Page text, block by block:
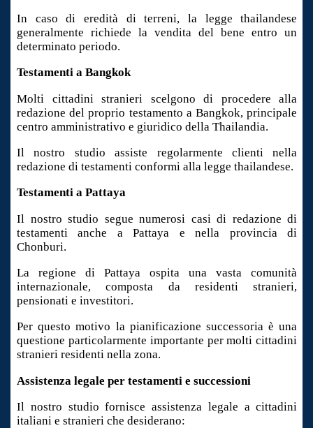
In caso di eredità di terreni, la legge thailandese
generalmente richiede la vendita del bene entro un
determinato periodo.
Testamenti a Bangkok
Molti cittadini stranieri scelgono di procedere alla
redazione del proprio testamento a Bangkok, principale
centro amministrativo e giuridico della Thailandia.
Il nostro studio assiste regolarmente clienti nella
redazione di testamenti conformi alla legge thailandese.
Testamenti a Pattaya
Il nostro studio segue numerosi casi di redazione di
testamenti anche a Pattaya e nella provincia di
Chonburi.
La regione di Pattaya ospita una vasta comunità
internazionale, composta da residenti stranieri,
pensionati e investitori.
Per questo motivo la pianificazione successoria è una
questione particolarmente importante per molti cittadini
stranieri residenti nella zona.
Assistenza legale per testamenti e successioni
Il nostro studio fornisce assistenza legale a cittadini
italiani e stranieri che desiderano: